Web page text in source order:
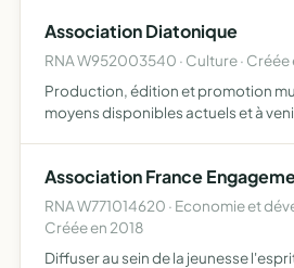
Association Diatonique
RNA W952003540 · Culture ·
Production, édition et promotion
moyens disponibles actuels et à
tourneur…
Association France
RNA W771014620 · Economie et
Créée en 2018
Diffuser au sein de la jeunesse